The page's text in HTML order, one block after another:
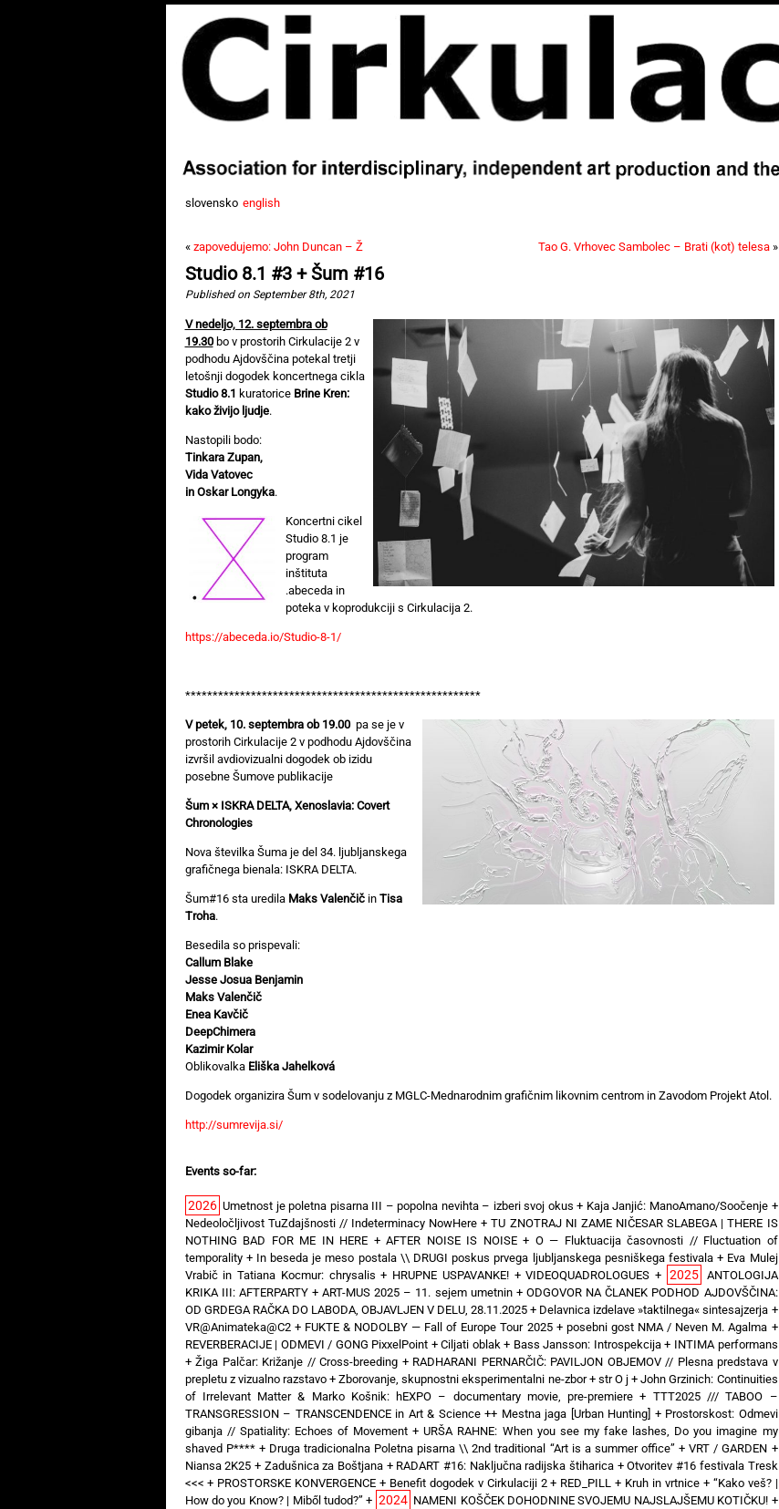
slovensko english
« zapovedujemo: John Duncan – Ž Tao G. Vrhovec Sambolec – Brati (kot) telesa»
Studio 8.1 #3 + Šum #16
Published on September 8th, 2021
V nedeljo, 12. septembra ob
19.30bo v prostorih Cirkulacije 2 v
podhodu Ajdovščina potekal tretji
letošnji dogodek koncertnega cikla
Studio 8.1 kuratorice Brine Kren:
kako živijo ljudje.
Nastopili bodo:
Tinkara Zupan,
Vida Vatovec
in Oskar Longyka.
Koncertni cikel
Studio 8.1 je
program
inštituta
.abeceda in
poteka v koprodukciji s Cirkulacija 2.
https://abeceda.io/Studio-8-1/
******************************************************
V petek, 10. septembra ob 19.00pa se je v
prostorih Cirkulacije 2 v podhodu Ajdovščina
izvršil avdiovizualni dogodek ob izidu
posebne Šumove publikacije
Šum × ISKRA DELTA, Xenoslavia: Covert
Chronologies
Nova številka Šuma je del 34. ljubljanskega
grafičnega bienala: ISKRA DELTA.
Šum#16 sta uredila Maks Valenčičin Tisa
Troha.
Besedila so prispevali:
Callum Blake
Jesse Josua Benjamin
Maks Valenčič
Enea Kavčič
DeepChimera
Kazimir Kolar
Oblikovalka Eliška Jahelková
Dogodek organizira Šum v sodelovanju z MGLC-Mednarodnim grafičnim likovnim centrom in Zavodom Projekt Atol.
http://sumrevija.si/
Events so-far:
2026 Umetnost je poletna pisarna III – popolna nevihta – izberi svoj okus + Kaja Janjić: ManoAmano/Soočenje+
Nedeoločljivost TuZdajšnosti // Indeterminacy NowHere +TU ZNOTRAJ NI ZAME NIČESAR SLABEGA | THERE IS
NOTHING BAD FOR ME IN HERE + AFTER NOISE IS NOISE+ O — Fluktuacija časovnosti // Fluctuation of
temporality+ In beseda je meso postala \\ DRUGI poskus prvega ljubljanskega pesniškega festivala+ Eva Mulej
Vrabič in Tatiana Kocmur: chrysalis + HRUPNE USPAVANKE!+VIDEOQUADROLOGUES + 2025
ANTOLOGIJA
KRIKA III: AFTERPARTY+ART-MUS 2025 – 11. sejem umetnin+ODGOVOR NA ČLANEK PODHOD AJDOVŠČINA:
OD GRDEGA RAČKA DO LABODA, OBJAVLJEN V DELU, 28.11.2025 + Delavnica izdelave »taktilnega« sintesajzerja +
VR@Animateka@C2+ FUKTE & NODOLBY — Fall of Europe Tour 2025 + posebni gost NMA / Neven M. Agalma +
REVERBERACIJE | ODMEVI / GONG PixxelPoint +Ciljati oblak + Bass Jansson: Introspekcija+ INTIMA performans
+ Žiga Palčar: Križanje // Cross-breeding + RADHARANI PERNARČIČ: PAVILJON OBJEMOV // Plesna predstava v
prepletu z vizualno razstavo+Zborovanje, skupnostni eksperimentalni ne-zbor+ str O j +John Grzinich: Continuities
of Irrelevant Matter & Marko Košnik: hEXPO – documentary movie, pre-premiere + TTT2025 /// TABOO –
TRANSGRESSION – TRANSCENDENCE in Art & Science ++ Mestna jaga [Urban Hunting] + Prostorskost: Odmevi
gibanja // Spatiality: Echoes of Movement +URŠA RAHNE: When you see my fake lashes, Do you imagine my
shaved P****+ Druga tradicionalna Poletna pisarna \\ 2nd traditional “Art is a summer office” +VRT / GARDEN +
Niansa 2K25 + Zadušnica za Boštjana+ RADART #16: Naključna radijska štiharica +Otvoritev #16 festivala Tresk
<<< + PROSTORSKE KONVERGENCE + Benefit dogodek v Cirkulaciji 2+ RED_PILL + Kruh in vrtnice+ “Kako veš? |
How do you Know? | Miből tudod?”+ 2024 NAMENI KOŠČEK DOHODNINE SVOJEMU NAJSLAJŠEMU KOTIČKU! +